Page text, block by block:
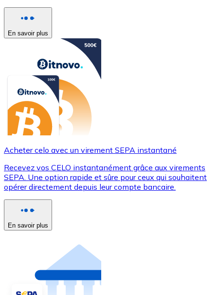
En savoir plus
Acheter celo avec un virement SEPA instantané
Recevez vos CELO instantanément grâce aux virements
SEPA. Une option rapide et sûre pour ceux qui souhaitent
opérer directement depuis leur compte bancaire.
En savoir plus